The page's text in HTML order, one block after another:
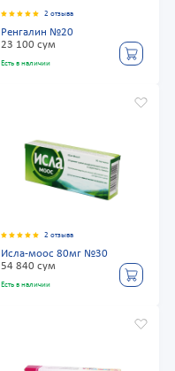
2 отзыва
Ренгалин №20
23 100 сум
Есть в наличии
2 отзыва
Исла-моос 80мг №30
54 840 сум
Есть в наличии